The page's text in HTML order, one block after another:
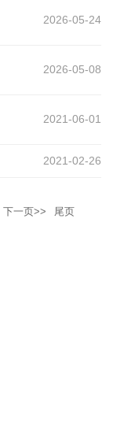
2026-05-24
2026-05-08
2021-06-01
2021-02-26
下一页>>
尾页